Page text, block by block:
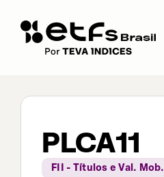
PLCA11
FII - Títulos e Val. Mob.